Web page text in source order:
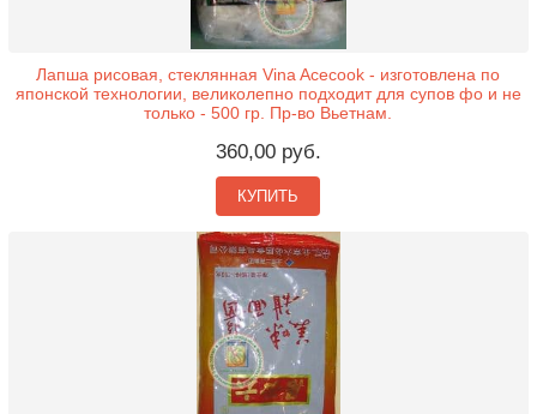
Лапша рисовая, стеклянная Vina Acecook - изготовлена по
японской технологии, великолепно подходит для супов фо и не
только - 500 гр. Пр-во Вьетнам.
360,00 руб.
КУПИТЬ